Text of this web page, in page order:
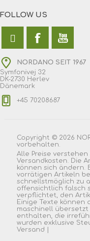
FOLLOW US
NORDANO SEIT 1967
Symfonivej 32
DK-2730 Herlev
Dänemark
+45 70208687
Copyright © 2026
vorbehalten.
Alle Preise verstehen
Versandkosten. Die
können sich ändern.
vorrätigen Artikeln
schnellstmöglich zu
offensichtlich falsch
verpflichtet, den
Einige Texte
maschinell
enthalten, die
wurden exklusive
Versand